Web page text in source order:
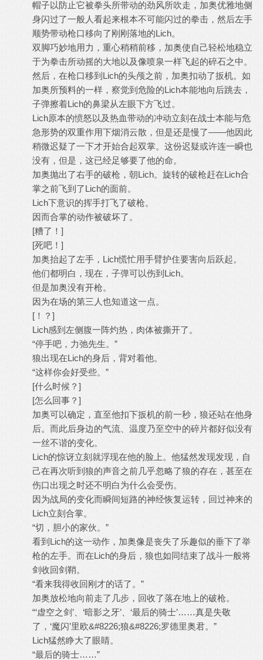
帽子以防止它被拳头所带动的劲风所吹走，加奥优雅地侧
身闪过了一般人看起来根本不可能闪过的拳击，然后左手
顺势带动枪口移向了刚刚落地的Lich。
双脚巧妙地用力，重心稍稍前移，加奥使自己轻松地稳立
于为拳击所动摇的大地以及像喷泉一样飞起的碎石之中。
然后，在枪口移到Lich的头颅之前，加奥扣动了扳机。如
加奥所预料的一样，察觉到危险的Lich本能地向后跳去，
子弹擦着Lich的鼻梁从左眼下方飞过。
Lich原本的愤怒以及热血带动的冲动立刻在战士本能与危
急形势的双重作用下烟消云散，但是还是慢了——他因此
稍微迟疑了一下才开始合起双掌。这份迟疑或许连一瞬也
没有，但是，这已经足够要了他的命。
加奥抛出了右手的破枪，朝Lich。旋转的破枪赶在Lich合
掌之前飞到了Lich的面前。
Lich下意识的挥手打飞了破枪。
因而合掌的动作被破坏了。
[糟了！]
[死吧！]
加奥抬起了左手，Lich慌忙用手臂护住要害向后跃起。
他们都明白，现在，子弹可以伤到Lich。
但是加奥没有开枪。
因为在场的第三人也知道这一点。
[！？]
Lich感到左侧腹一阵灼热，肉体被撕开了。
“停手吧，力弛先生。”
狼出现在Lich的身后，背对着他。
“这样你会好受些。”
[什么时候？]
[怎么回事？]
加奥可以确定，直至他扣下扳机的前一秒，狼还站在他身
后。而此后身边的气流、温度乃至空中的碎片都好似没有
一丝不谐的变化。
Lich的惊讶立刻就浮现在他的脸上。他猛然发现发现，自
己在再次听到狼的声音之前几乎忽略了狼的存在，甚至在
伤口出现之时还不明白为什么会受伤。
因为战局的变化而瞬间短路的神经恢复运转，回过神来的
Lich立刻合掌。
“切，胆小的家伙。”
看到Lich的这一动作，加奥像是丧失了乐趣似的垂下了举
枪的左手。而在Lich的身后，狼也如同结束了战斗一般将
剑收回剑鞘。
“看来我得收回刚才的话了。”
加奥放松地向前走了几步，回收了落在地上的破枪。
“‘虚空之剑’、‘暗影之牙’、‘最后的骑士’……真是失敬
了，‘魔闪’里欧&#8226;狼&#8226;罗德里奥君。”
Lich猛然睁大了眼睛。
“最后的骑士……”